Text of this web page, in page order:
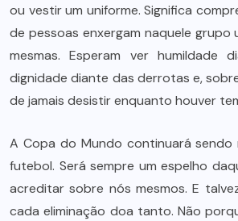
ou vestir um uniforme. Significa
de pessoas enxergam naquele grupo
mesmas. Esperam ver humildade
dignidade diante das derrotas e,
de jamais desistir enquanto houver
A Copa do Mundo continuará sendo
futebol. Será sempre um espelho
acreditar sobre nós mesmos. E
cada eliminação doa tanto. Não